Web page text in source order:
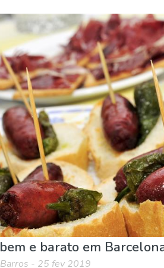
e barato em
- 25 fev 2019